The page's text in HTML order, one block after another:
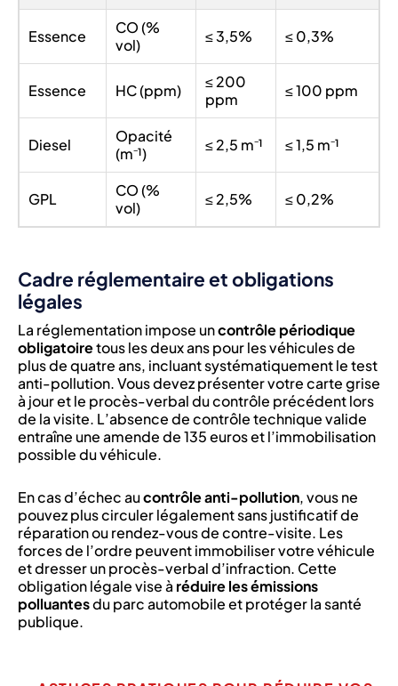
Essence
CO (%
vol)
≤ 3,5% ≤ 0,3%
Essence HC (ppm)
≤ 200
ppm
≤ 100 ppm
Diesel
Opacité
(m⁻¹)
≤ 2,5 m⁻¹ ≤ 1,5 m⁻¹
GPL
CO (%
vol)
≤ 2,5% ≤ 0,2%
Cadre réglementaire et obligations
légales
La réglementation impose uncontrôle périodique
obligatoiretous les deux ans pour les véhicules de
plus de quatre ans, incluant systématiquement le test
anti-pollution. Vous devez présenter votre carte grise
à jour et le procès-verbal du contrôle précédent lors
de la visite. L’absence de contrôle technique valide
entraîne une amende de 135 euros et l’immobilisation
possible du véhicule.
En cas d’échec aucontrôle anti-pollution, vous ne
pouvez plus circuler légalement sans justificatif de
réparation ou rendez-vous de contre-visite. Les
forces de l’ordre peuvent immobiliser votre véhicule
et dresser un procès-verbal d’infraction. Cette
obligation légale vise à réduire les émissions
polluantesdu parc automobile et protéger la santé
publique.